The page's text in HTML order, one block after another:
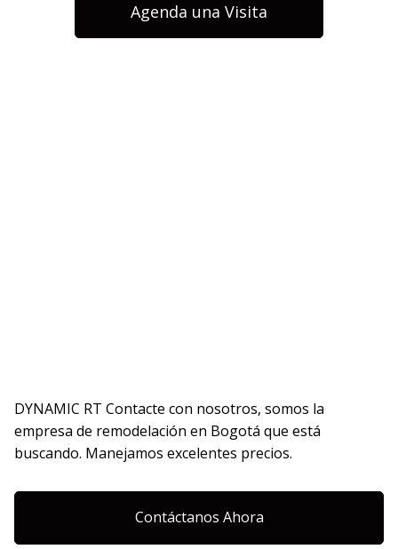
Agenda una Visita
DYNAMIC RT Contacte con nosotros, somos la
empresa de remodelación en Bogotá que está
buscando. Manejamos excelentes precios.
Contáctanos Ahora